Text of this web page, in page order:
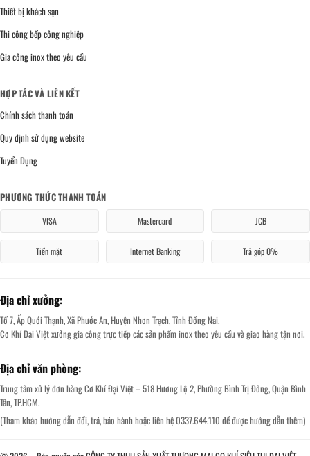
Thiết bị khách sạn
Thi công bếp công nghiệp
Gia công inox theo yêu cầu
HỢP TÁC VÀ LIÊN KẾT
Chính sách thanh toán
Quy định sử dụng website
Tuyển Dụng
PHƯƠNG THỨC THANH TOÁN
VISA Mastercard JCB
Tiền mặt Internet Banking Trả góp 0%
Địa chỉ xưởng:
Tổ 7, Ấp Quới Thạnh, Xã Phước An, Huyện Nhơn Trạch, Tỉnh Đồng Nai.
Cơ Khí Đại Việt xưởng gia công trực tiếp các sản phẩm inox theo yêu cầu và giao hàng tận nơi.
Địa chỉ văn phòng:
Trung tâm xử lý đơn hàng Cơ Khí Đại Việt – 518 Hương Lộ 2, Phường Bình Trị Đông, Quận Bình
Tân, TP.HCM.
(Tham khảo hướng dẫn đổi, trả, bảo hành hoặc liên hệ 0337.644.110 để được hướng dẫn thêm)